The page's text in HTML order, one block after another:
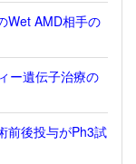
Wet AMD相手の
ー遺伝子治療の
前後投与がPh3試